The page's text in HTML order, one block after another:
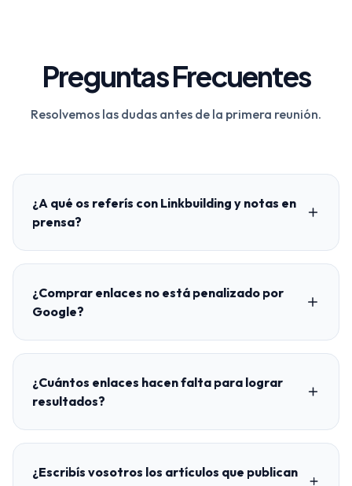
Preguntas Frecuentes
Resolvemos las dudas antes de la primera reunión.
¿A qué os referís con Linkbuilding y notas en
prensa?
¿Comprar enlaces no está penalizado por
Google?
¿Cuántos enlaces hacen falta para lograr
resultados?
¿Escribís vosotros los artículos que publican